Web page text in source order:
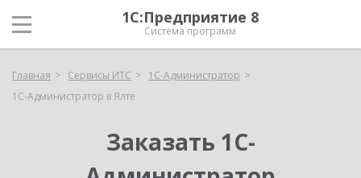
1С:Предприятие 8
Система программ
Главная Сервисы ИТС
1С-Администратор
1С-Администратор в Ялте
Заказать 1С-